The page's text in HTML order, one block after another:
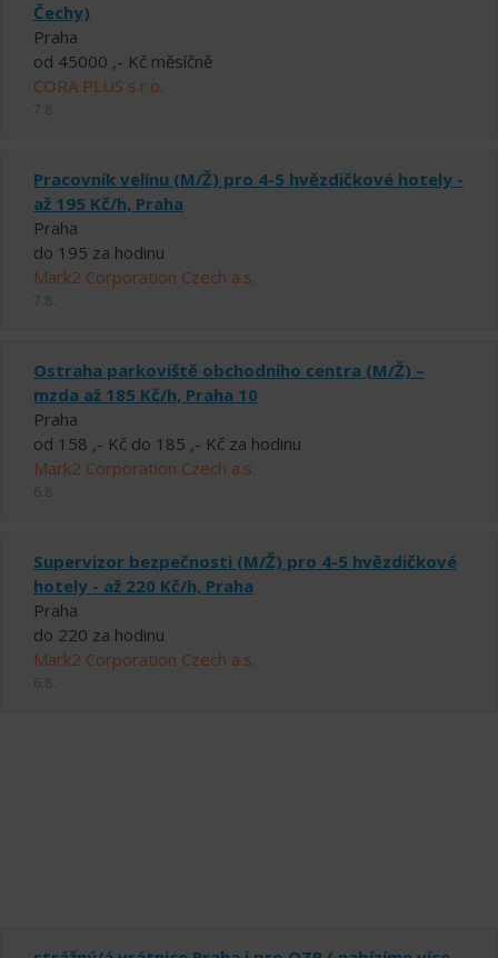
Čechy)
Praha
od 45000 ,- Kč měsíčně
CORA PLUS s.r.o.
Pracovník velínu (M/Ž) pro 4-5 hvězdičkové hotely -
až 195 Kč/h, Praha
Praha
do 195 za hodinu
Mark2 Corporation Czech a.s.
Ostraha parkoviště obchodního centra (M/Ž) –
mzda až 185 Kč/h, Praha 10
Praha
od 158 ,- Kč do 185 ,- Kč za hodinu
Mark2 Corporation Czech a.s.
Supervizor bezpečnosti (M/Ž) pro 4-5 hvězdičkové
hotely - až 220 Kč/h, Praha
Praha
do 220 za hodinu
Mark2 Corporation Czech a.s.